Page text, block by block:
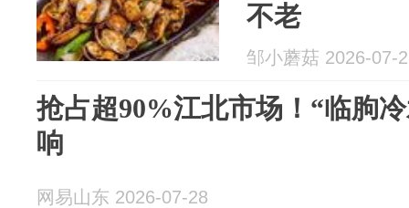
不老
邹小蘑菇 2026-07-
抢占超90%江北市场！“临朐
响
网易山东 2026-07-28